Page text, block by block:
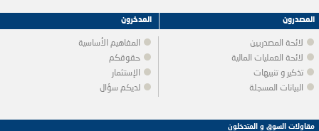
المدخرون
المفاهيم الأساسية
حقوقكم
الإستثمار
لديكم سؤال
المصدرون
لائحة المصدريين
لائحة العمليات المالية
تذكير و تنبيهات
البيانات المسجلة
مقاولات السوق و المتدخلون